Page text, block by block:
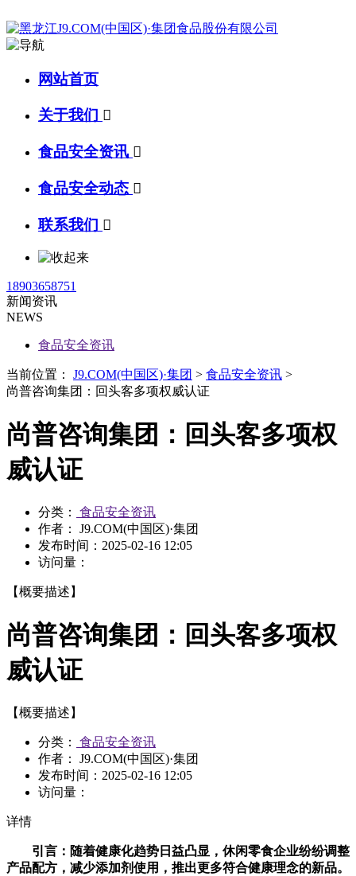
网站首页
关于我们 
食品安全资讯 
食品安全动态 
联系我们 
18903658751
新闻资讯
NEWS
食品安全资讯
当前位置： J9.COM(中国区)·集团 > 食品安全资讯 >
尚普咨询集团：回头客多项权威认证
尚普咨询集团：回头客多项权
威认证
分类：
食品安全资讯
作者： J9.COM(中国区)·集团
发布时间： 2025-02-16 12:05
访问量：
【概要描述】
尚普咨询集团：回头客多项权
威认证
【概要描述】
分类：
食品安全资讯
作者： J9.COM(中国区)·集团
发布时间： 2025-02-16 12:05
访问量：
详情
引言：随着健康化趋势日益凸显，休闲零食企业纷纷调整
产品配方，减少添加剂使用，推出更多符合健康理念的新品。